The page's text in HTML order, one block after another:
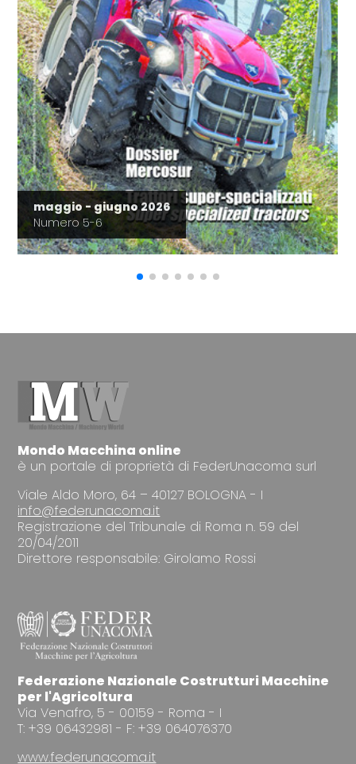
maggio - giugno 2026
Numero 5-6
Mondo Macchina online
è un portale di proprietà di FederUnacoma surl
Viale Aldo Moro, 64 – 40127 BOLOGNA - I
info@federunacoma.it
Registrazione del Tribunale di Roma n. 59 del
20/04/2011
Direttore responsabile: Girolamo Rossi
Federazione Nazionale Costrutturi Macchine
per l'Agricoltura
Via Venafro, 5 - 00159 - Roma - I
T: +39 06432981 - F: +39 064076370
www.federunacoma.it